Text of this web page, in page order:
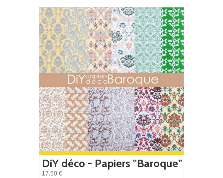
DiY déco - Papiers "Baroque"
17.50 €